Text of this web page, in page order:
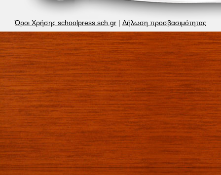
Όροι Χρήσης schoolpress.sch.gr | Δήλωση προσβασιμότητας